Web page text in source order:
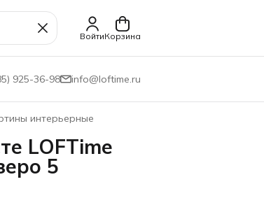
ВойтиКорзина
925-36-98 info@loftime.ru
интерьерные
LOFTime
5